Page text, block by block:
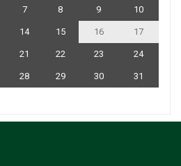
7 8 9 10
14 15 16 17
21 22 23 24
28 29 30
31